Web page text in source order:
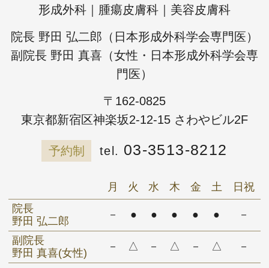
形成外科｜腫瘍皮膚科｜美容皮膚科
院長 野田 弘二郎（日本形成外科学会専門医）
副院長 野田 真喜（女性・日本形成外科学会専
門医）
〒162-0825
東京都新宿区神楽坂2-12-15 さわやビル2F
予約制 03-3513-8212
月 火 水 木 金 土
日祝
院長
野田 弘二郎
－ ● ● ● ● ● －
副院長
野田 真喜(女性)
－ △ － △ － △ －